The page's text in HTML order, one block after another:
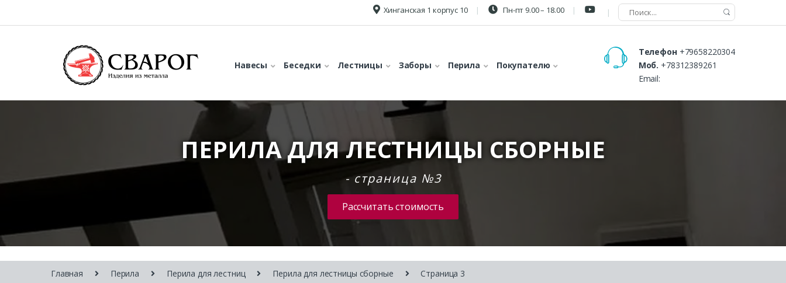
Хинганская 1 корпус 10 Пн-пт 9.00 – 18.00
Навесы Беседки Лестницы Заборы Перила Покупателю
Телефон +79658220304
Моб. +78312389261
Email:
ПЕРИЛА ДЛЯ ЛЕСТНИЦЫ СБОРНЫЕ
- страница №3
Рассчитать стоимость
Главная Перила Перила для лестниц Перила для лестницы сборные Страница 3